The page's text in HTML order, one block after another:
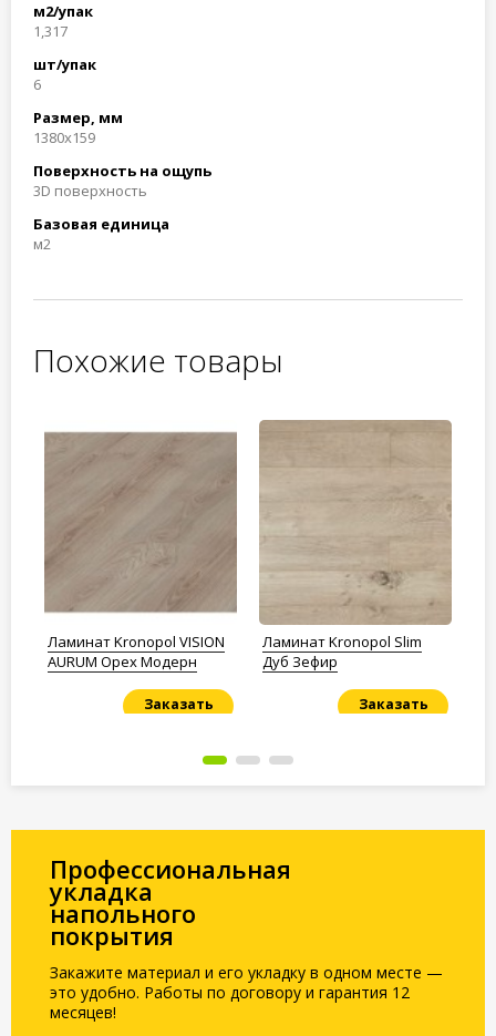
м2/упак
1,317
шт/упак
6
Размер, мм
1380х159
Поверхность на ощупь
3D поверхность
Базовая единица
м2
Похожие товары
Ламинат Kronopol VISION
AURUM Орех Модерн
Заказать
Ламинат Kronopol Slim
Дуб Зефир
Заказать
Профессиональная
укладка
напольного
покрытия
Закажите материал и его укладку в одном месте —
это удобно. Работы по договору и гарантия 12
месяцев!